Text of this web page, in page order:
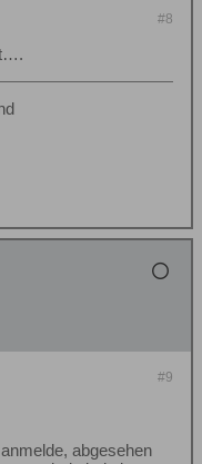
#8
#9
abgesehen